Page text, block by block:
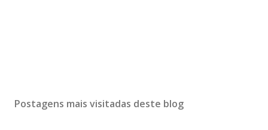
Postagens mais visitadas deste blog